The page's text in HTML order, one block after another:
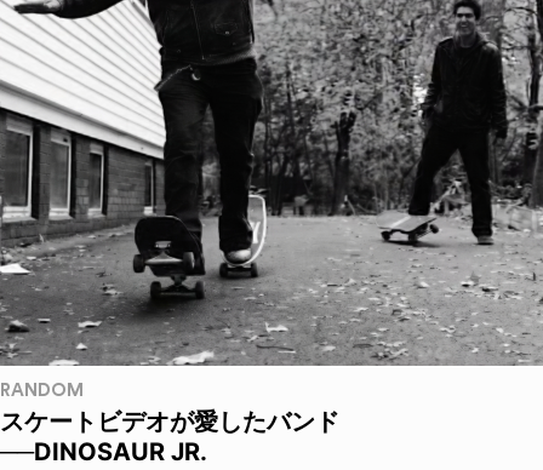
RANDOM
スケートビデオが愛したバンド
──DINOSAUR JR.